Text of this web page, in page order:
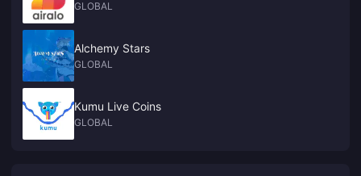
GLOBAL
Alchemy Stars
GLOBAL
Kumu Live Coins
GLOBAL